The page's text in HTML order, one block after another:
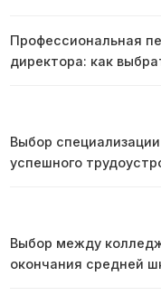
Профессиональная
директора: как
Выбор
успешного
Выбор между
окончания средней